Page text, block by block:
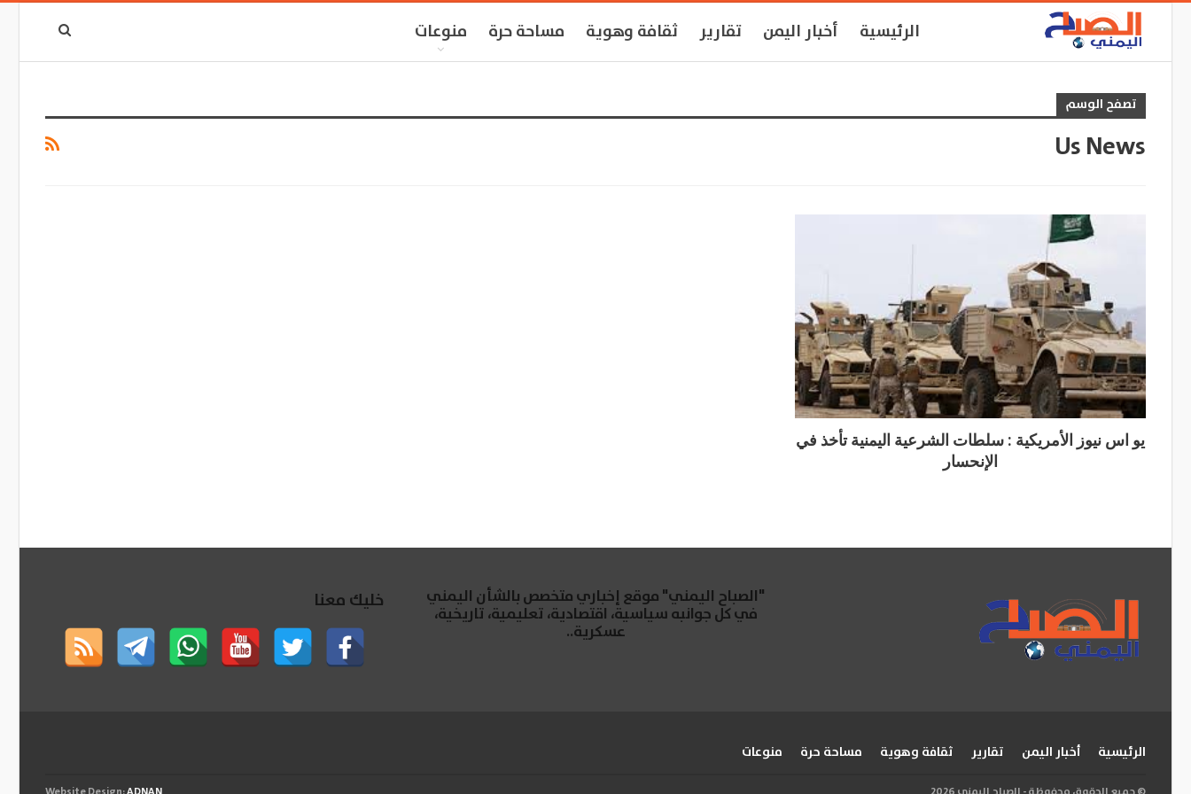
الرئيسية أخبار اليمن تقارير ثقافة وهوية مساحة حرة منوعات
تصفح الوسم
Us News
يو اس نيوز الأمريكية : سلطات الشرعية اليمنية تأخذ في
الإنحسار
"الصباح اليمني" موقع إخباري متخصص بالشأن اليمني
في كل جوانبه سياسية، اقتصادية، تعليمية، تاريخية،
عسكرية..
خليك معنا
الرئيسية أخبار اليمن تقارير ثقافة وهوية مساحة حرة منوعات